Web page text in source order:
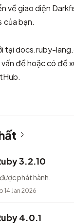
về giao diện
của bạn.
tạidocs.ruby-
đề hoặc có đề
3.2.10
phát hành.
14 Jan 2026
4.0.1